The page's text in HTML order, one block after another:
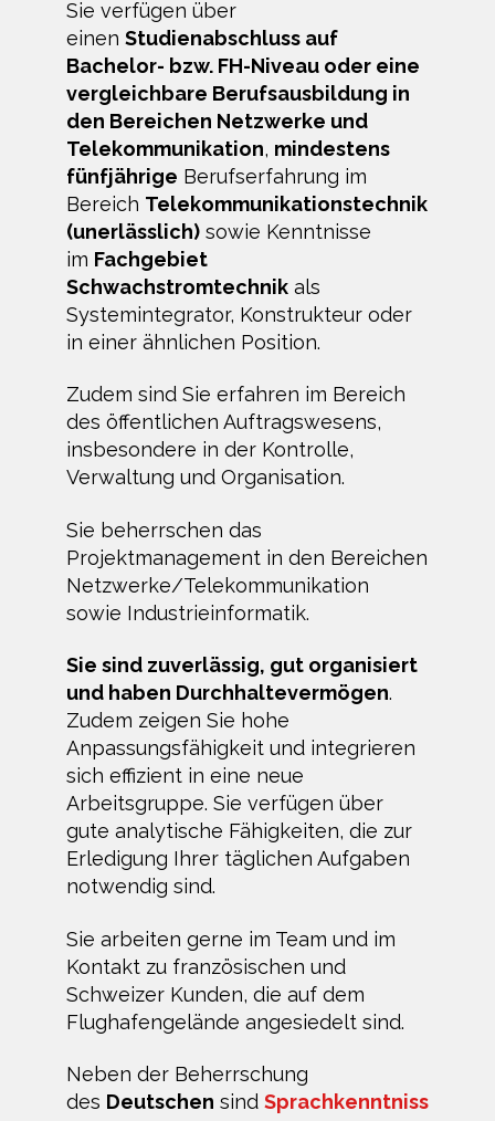
Sie verfügen über
einen Studienabschluss auf
Bachelor- bzw. FH-Niveau oder eine
vergleichbare Berufsausbildung in
den Bereichen Netzwerke und
Telekommunikation, mindestens
fünfjährige Berufserfahrung im
Bereich Telekommunikationstechnik
(unerlässlich) sowie Kenntnisse
im Fachgebiet
Schwachstromtechnik als
Systemintegrator, Konstrukteur oder
in einer ähnlichen Position.
Zudem sind Sie erfahren im Bereich
des öffentlichen Auftragswesens,
insbesondere in der Kontrolle,
Verwaltung und Organisation.
Sie beherrschen das
Projektmanagement in den Bereichen
Netzwerke/Telekommunikation
sowie Industrieinformatik.
Sie sind zuverlässig, gut organisiert
und haben Durchhaltevermögen.
Zudem zeigen Sie hohe
Anpassungsfähigkeit und integrieren
sich effizient in eine neue
Arbeitsgruppe. Sie verfügen über
gute analytische Fähigkeiten, die zur
Erledigung Ihrer täglichen Aufgaben
notwendig sind.
Sie arbeiten gerne im Team und im
Kontakt zu französischen und
Schweizer Kunden, die auf dem
Flughafengelände angesiedelt sind.
Neben der Beherrschung
des Deutschen sind Sprachkenntniss